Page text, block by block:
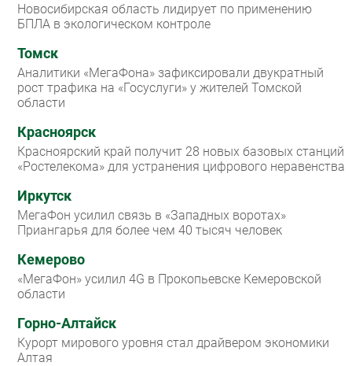
Новосибирская область лидирует по применению
БПЛА в экологическом контроле
Томск
Аналитики «МегаФона» зафиксировали двукратный
рост трафика на «Госуслуги» у жителей Томской
области
Красноярск
Красноярский край получит 28 новых базовых станций
«Ростелекома» для устранения цифрового неравенства
Иркутск
МегаФон усилил связь в «Западных воротах»
Приангарья для более чем 40 тысяч человек
Кемерово
«МегаФон» усилил 4G в Прокопьевске Кемеровской
области
Горно-Алтайск
Курорт мирового уровня стал драйвером экономики
Алтая